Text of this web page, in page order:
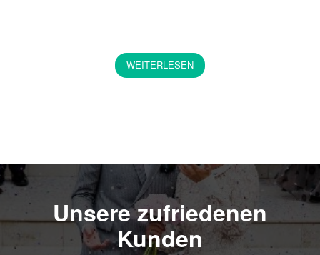
WEITERLESEN
Unsere zufriedenen
Kunden